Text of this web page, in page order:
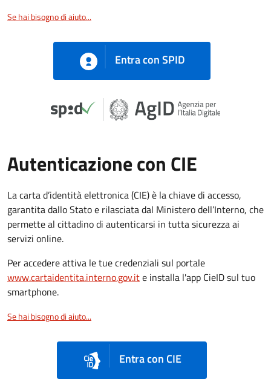
Se hai bisogno di aiuto...
Entra con SPID
Autenticazione con CIE
La carta d’identità elettronica (CIE) è la chiave di accesso,
garantita dallo Stato e rilasciata dal Ministero dell’Interno, che
permette al cittadino di autenticarsi in tutta sicurezza ai
servizi online.
Per accedere attiva le tue credenziali sul portale
www.cartaidentita.interno.gov.ite installa l'app CieID sul tuo
smartphone.
Se hai bisogno di aiuto...
Entra con CIE